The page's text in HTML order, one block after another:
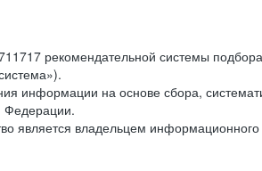
рекомендательной системы
информации на основе сбора,
Федерации.
владельцем